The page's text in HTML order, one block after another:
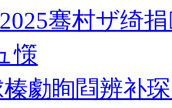
骞村ザ绮
憡
勮眴閰辨补